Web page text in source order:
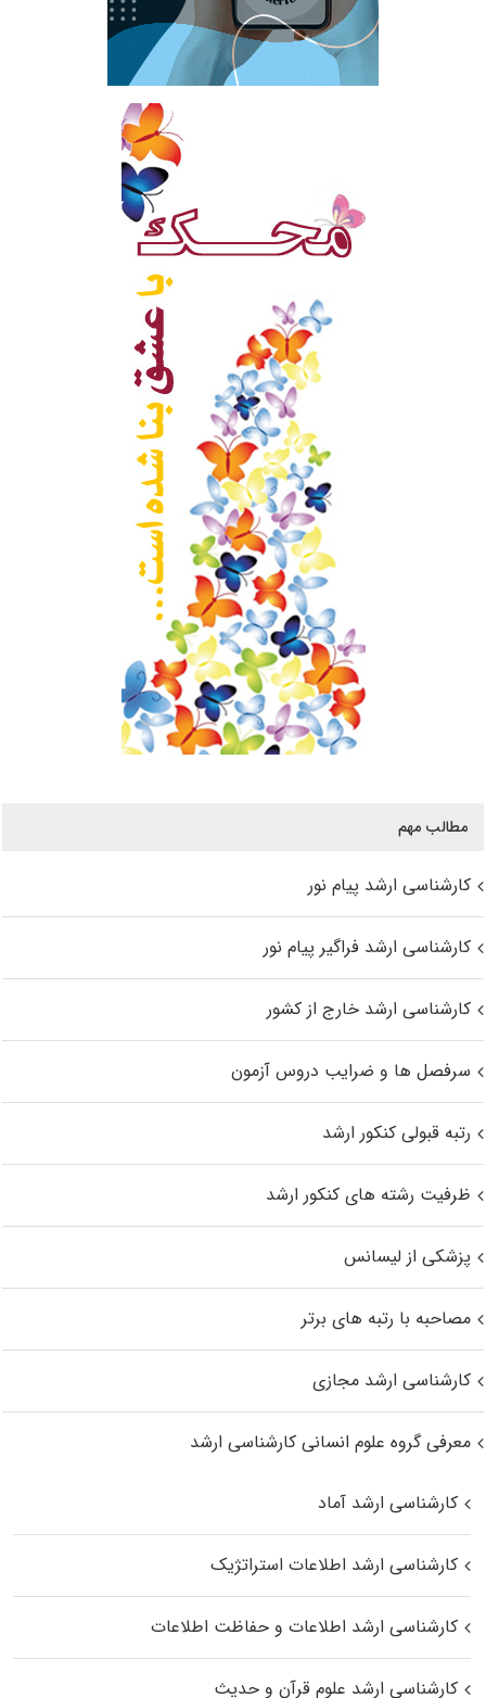
مطالب مهم
کارشناسی ارشد پیام نور
کارشناسی ارشد فراگیر پیام نور
کارشناسی ارشد خارج از کشور
سرفصل ها و ضرایب دروس آزمون
رتبه قبولی کنکور ارشد
ظرفیت رشته های کنکور ارشد
پزشکی از لیسانس
مصاحبه با رتبه های برتر
کارشناسی ارشد مجازی
معرفی گروه علوم انسانی کارشناسی ارشد
کارشناسی ارشد آماد
کارشناسی ارشد اطلاعات استراتژیک
کارشناسی ارشد اطلاعات و حفاظت اطلاعات
کارشناسی ارشد علوم قرآن و حدیث